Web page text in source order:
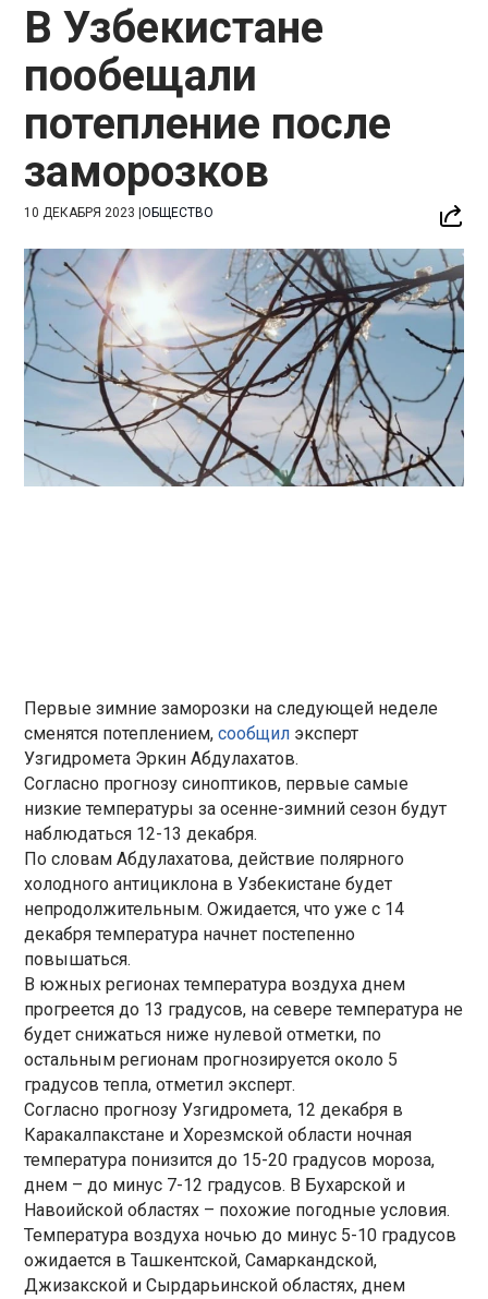
В Узбекистане
пообещали
потепление после
заморозков
10 ДЕКАБРЯ 2023 |ОБЩЕСТВО
Первые зимние заморозки на следующей неделе
сменятся потеплением,сообщил эксперт
Узгидромета Эркин Абдулахатов.
Согласно прогнозу синоптиков, первые самые
низкие температуры за осенне-зимний сезон будут
наблюдаться 12-13 декабря.
По словам Абдулахатова, действие полярного
холодного антициклона в Узбекистане будет
непродолжительным. Ожидается, что уже с 14
декабря температура начнет постепенно
повышаться.
В южных регионах температура воздуха днем
прогреется до 13 градусов, на севере температура не
будет снижаться ниже нулевой отметки, по
остальным регионам прогнозируется около 5
градусов тепла, отметил эксперт.
Согласно прогнозу Узгидромета, 12 декабря в
Каракалпакстане и Хорезмской области ночная
температура понизится до 15-20 градусов мороза,
днем – до минус 7-12 градусов. В Бухарской и
Навоийской областях – похожие погодные условия.
Температура воздуха ночью до минус 5-10 градусов
ожидается в Ташкентской, Самаркандской,
Джизакской и Сырдарьинской областях, днем